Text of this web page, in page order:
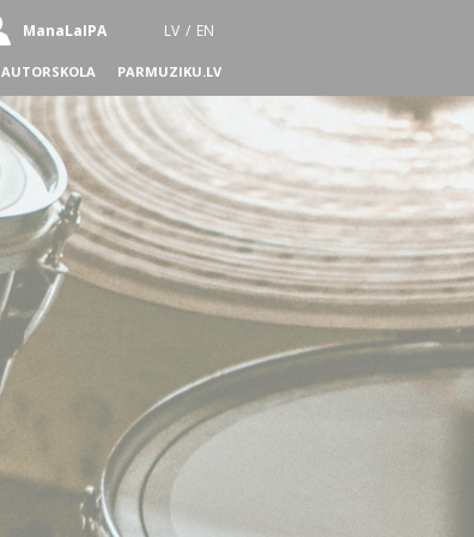
ManaLaIPA LV / EN
AUTORSKOLA PARMUZIKU.LV